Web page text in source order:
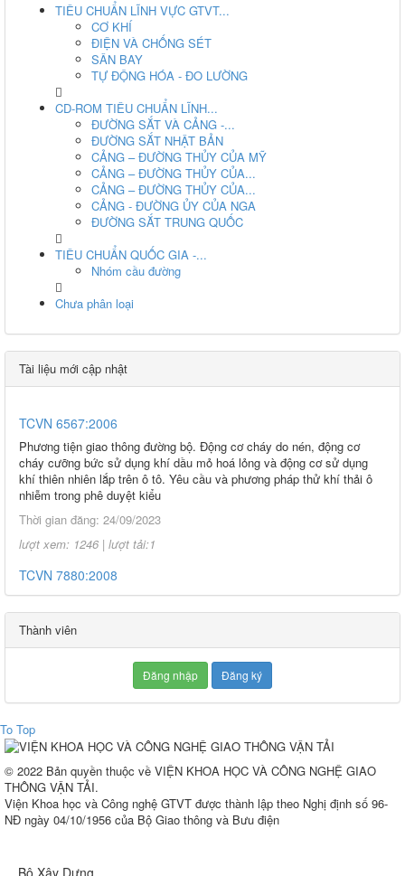
TIÊU CHUẨN LĨNH VỰC GTVT...
CƠ KHÍ
ĐIỆN VÀ CHỐNG SÉT
SÂN BAY
TỰ ĐỘNG HÓA - ĐO LƯỜNG
CD-ROM TIÊU CHUẨN LĨNH...
ĐƯỜNG SẮT VÀ CẢNG -...
ĐƯỜNG SẮT NHẬT BẢN
CẢNG – ĐƯỜNG THỦY CỦA MỸ
CẢNG – ĐƯỜNG THỦY CỦA...
CẢNG – ĐƯỜNG THỦY CỦA...
CẢNG - ĐƯỜNG ỦY CỦA NGA
ĐƯỜNG SẮT TRUNG QUỐC
TIÊU CHUẨN QUỐC GIA -...
Nhóm cầu đường
Chưa phân loại
Tài liệu mới cập nhật
TCVN 6567:2006
Phương tiện giao thông đường bộ. Động cơ cháy do nén, động cơ
cháy cưỡng bức sử dụng khí dầu mỏ hoá lỏng và động cơ sử dụng
khí thiên nhiên lắp trên ô tô. Yêu cầu và phương pháp thử khí thải ô
nhiễm trong phê duyệt kiểu
Thời gian đăng: 24/09/2023
lượt xem: 1246 | lượt tải:1
TCVN 7880:2008
Phương tiện giao thông đường bộ. Tiếng ồn phát ra từ ô tô. Yêu cầu
và phương pháp thử trong phê duyệt kiểu
Thời gian đăng: 24/09/2023
lượt xem: 1246 | lượt tải:1
tạo trong công nhận kiểu.
Thời gian đăng: 07/08/2026
lượt xem: 1298 | lượt tải:2
TCVN 6724:20001
Thành viên
Đăng nhập Đăng ký
To Top
© 2022 Bản quyền thuộc về VIỆN KHOA HỌC VÀ CÔNG NGHỆ GIAO
THÔNG VẬN TẢI.
Viện Khoa học và Công nghệ GTVT được thành lập theo Nghị định số 96-
NĐ ngày 04/10/1956 của Bộ Giao thông và Bưu điện